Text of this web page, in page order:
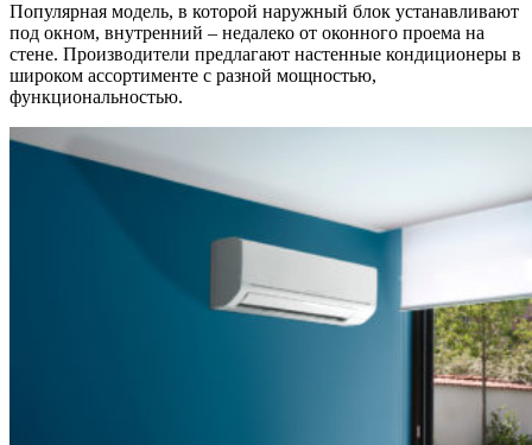
Популярная модель, в которой наружный блок устанавливают
под окном, внутренний – недалеко от оконного проема на
стене. Производители предлагают настенные кондиционеры в
широком ассортименте с разной мощностью,
функциональностью.